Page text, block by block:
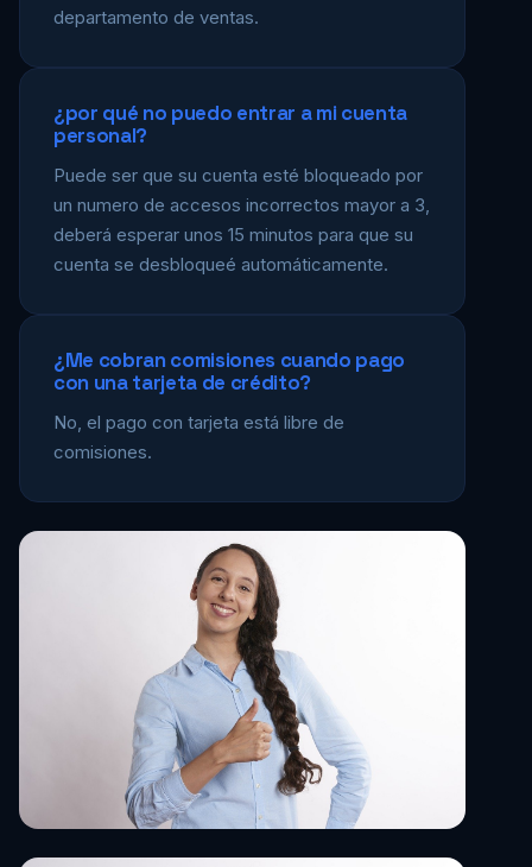
departamento de ventas.
¿por qué no puedo entrar a mi cuenta
personal?
Puede ser que su cuenta esté bloqueado por
un numero de accesos incorrectos mayor a 3,
deberá esperar unos 15 minutos para que su
cuenta se desbloqueé automáticamente.
¿Me cobran comisiones cuando pago
con una tarjeta de crédito?
No, el pago con tarjeta está libre de
comisiones.